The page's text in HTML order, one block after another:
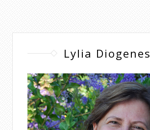
Lylia Diogenes